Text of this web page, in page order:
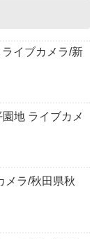
イブカメラ/新
地 ライブカメ
メラ/秋田県秋